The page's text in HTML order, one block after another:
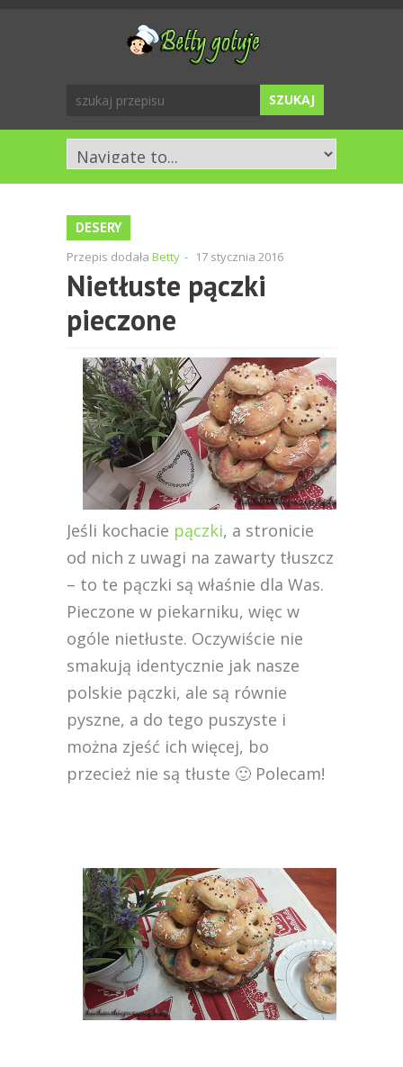
DESERY
Przepis dodała Betty - 17 stycznia 2016
Nietłuste pączki
pieczone
Jeśli kochacie pączki, a stronicie
od nich z uwagi na zawarty tłuszcz
– to te pączki są właśnie dla Was.
Pieczone w piekarniku, więc w
ogóle nietłuste. Oczywiście nie
smakują identycznie jak nasze
polskie pączki, ale są równie
pyszne, a do tego puszyste i
można zjeść ich więcej, bo
przecież nie są tłuste 🙂 Polecam!